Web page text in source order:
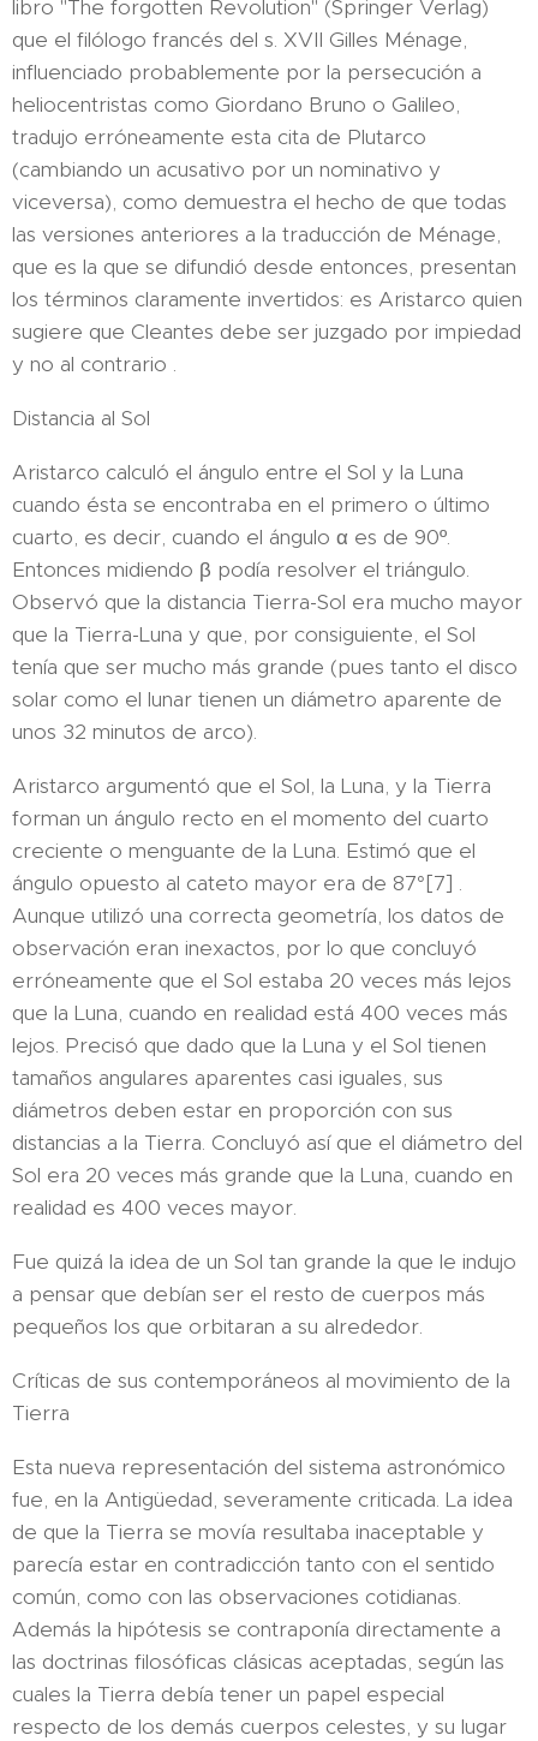
libro "The forgotten Revolution" (Springer Verlag)
que el filólogo francés del s. XVII Gilles Ménage,
influenciado probablemente por la persecución a
heliocentristas como Giordano Bruno o Galileo,
tradujo erróneamente esta cita de Plutarco
(cambiando un acusativo por un nominativo y
viceversa), como demuestra el hecho de que todas
las versiones anteriores a la traducción de Ménage,
que es la que se difundió desde entonces, presentan
los términos claramente invertidos: es Aristarco quien
sugiere que Cleantes debe ser juzgado por impiedad
y no al contrario .
Distancia al Sol
Aristarco calculó el ángulo entre el Sol y la Luna
cuando ésta se encontraba en el primero o último
cuarto, es decir, cuando el ángulo α es de 90º.
Entonces midiendo β podía resolver el triángulo.
Observó que la distancia Tierra-Sol era mucho mayor
que la Tierra-Luna y que, por consiguiente, el Sol
tenía que ser mucho más grande (pues tanto el disco
solar como el lunar tienen un diámetro aparente de
unos 32 minutos de arco).
Aristarco argumentó que el Sol, la Luna, y la Tierra
forman un ángulo recto en el momento del cuarto
creciente o menguante de la Luna. Estimó que el
ángulo opuesto al cateto mayor era de 87°[7] .
Aunque utilizó una correcta geometría, los datos de
observación eran inexactos, por lo que concluyó
erróneamente que el Sol estaba 20 veces más lejos
que la Luna, cuando en realidad está 400 veces más
lejos. Precisó que dado que la Luna y el Sol tienen
tamaños angulares aparentes casi iguales, sus
diámetros deben estar en proporción con sus
distancias a la Tierra. Concluyó así que el diámetro del
Sol era 20 veces más grande que la Luna, cuando en
realidad es 400 veces mayor.
Fue quizá la idea de un Sol tan grande la que le indujo
a pensar que debían ser el resto de cuerpos más
pequeños los que orbitaran a su alrededor.
Críticas de sus contemporáneos al movimiento de la
Tierra
Esta nueva representación del sistema astronómico
fue, en la Antigüedad, severamente criticada. La idea
de que la Tierra se movía resultaba inaceptable y
parecía estar en contradicción tanto con el sentido
común, como con las observaciones cotidianas.
Además la hipótesis se contraponía directamente a
las doctrinas filosóficas clásicas aceptadas, según las
cuales la Tierra debía tener un papel especial
respecto de los demás cuerpos celestes, y su lugar